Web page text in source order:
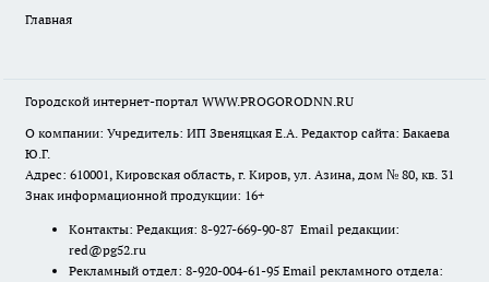
Главная
Городской интернет-портал WWW.PROGORODNN.RU
О компании: Учредитель: ИП Звеняцкая Е.А. Редактор сайта: Бакаева
Ю.Г.
Адрес: 610001, Кировская область, г. Киров, ул. Азина, дом № 80, кв. 31
Знак информационной продукции: 16+
Контакты: Редакция: 8-927-669-90-87 Email редакции:
red@pg52.ru
Рекламный отдел: 8-920-004-61-95 Email рекламного отдела: